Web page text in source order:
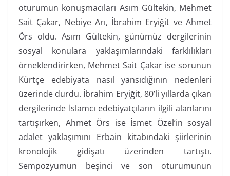
oturumun konuşmacıları Asım Gültekin, Mehmet
Sait Çakar, Nebiye Arı, İbrahim Eryiğit ve Ahmet
Örs oldu. Asım Gültekin, günümüz dergilerinin
sosyal konulara yaklaşımlarındaki farklılıkları
örneklendirirken, Mehmet Sait Çakar ise sorunun
Kürtçe edebiyata nasıl yansıdığının nedenleri
üzerinde durdu. İbrahim Eryiğit, 80’li yıllarda çıkan
dergilerinde İslamcı edebiyatçıların ilgili alanlarını
tartışırken, Ahmet Örs ise İsmet Özel’in sosyal
adalet yaklaşımını Erbain kitabındaki şiirlerinin
kronolojik gidişatı üzerinden tartıştı.
Sempozyumun beşinci ve son oturumunun